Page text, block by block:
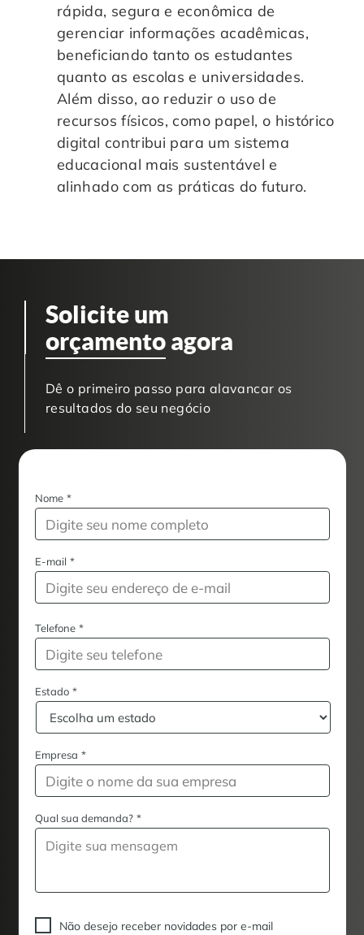
rápida, segura e econômica de
gerenciar informações acadêmicas,
beneficiando tanto os estudantes
quanto as escolas e universidades.
Além disso, ao reduzir o uso de
recursos físicos, como papel, o histórico
digital contribui para um sistema
educacional mais sustentável e
alinhado com as práticas do futuro.
Solicite um
orçamento agora
Dê o primeiro passo para alavancar os
resultados do seu negócio
Nome *
E-mail *
Telefone *
Estado *
Empresa *
Qual sua demanda? *
Não desejo receber novidades por e-mail